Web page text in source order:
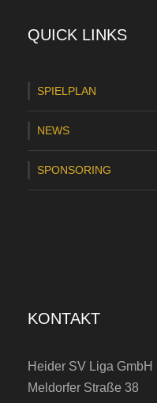
QUICK LINKS
SPIELPLAN
NEWS
SPONSORING
KONTAKT
Heider SV Liga GmbH
Meldorfer Straße 38